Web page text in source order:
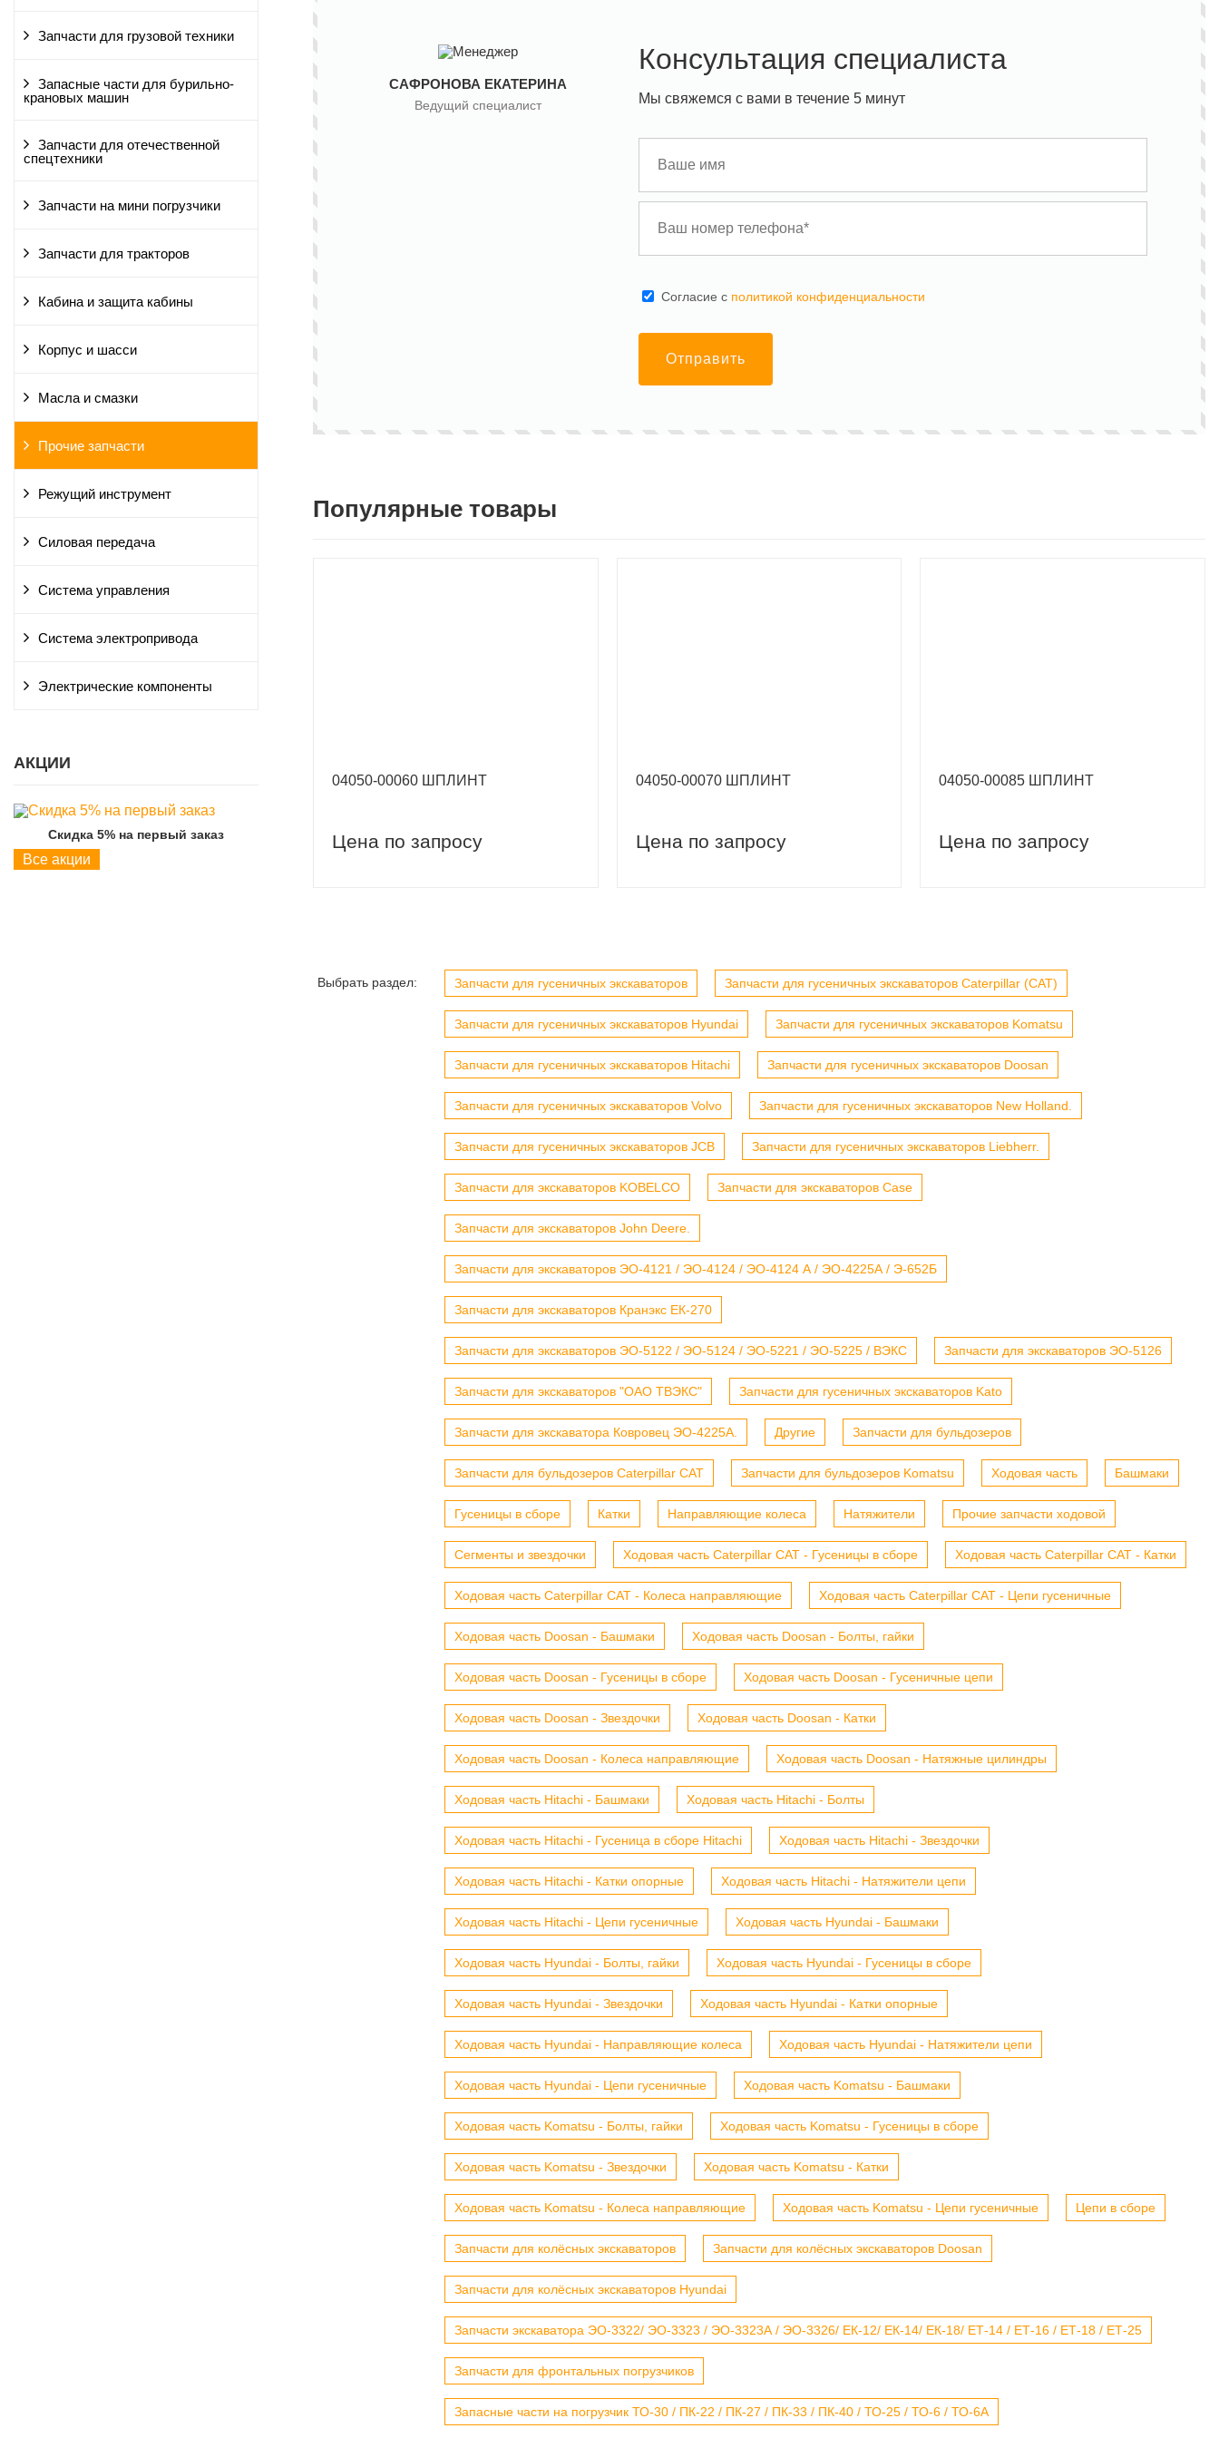
Запчасти для грузовой техники
Запасные части для бурильно-
крановых машин
Запчасти для отечественной
спецтехники
Запчасти на мини погрузчики
Запчасти для тракторов
Кабина и защита кабины
Корпус и шасси
Масла и смазки
Прочие запчасти
Режущий инструмент
Силовая передача
Система управления
Система электропривода
Электрические компоненты
АКЦИИ
Скидка 5% на первый заказ Скидка 5% на первый заказ Скидка 5% на первый заказ
Все акции
САФРОНОВА ЕКАТЕРИНА
Ведущий специалист
Консультация специалиста
Мы свяжемся с вами в течение 5 минут
Cогласие с политикой конфиденциальности
Отправить
Популярные товары
04050-00060 ШПЛИНТ
Цена по запросу
04050-00070 ШПЛИНТ
Цена по запросу
04050-00085 ШПЛИНТ
Цена по запросу
Выбрать раздел: Запчасти для гусеничных экскаваторов Запчасти для гусеничных экскаваторов Caterpillar (CAT)
Запчасти для гусеничных экскаваторов Hyundai Запчасти для гусеничных экскаваторов Komatsu
Запчасти для гусеничных экскаваторов Hitachi Запчасти для гусеничных экскаваторов Doosan
Запчасти для гусеничных экскаваторов Volvo Запчасти для гусеничных экскаваторов New Holland.
Запчасти для гусеничных экскаваторов JCB Запчасти для гусеничных экскаваторов Liebherr.
Запчасти для экскаваторов KOBELCO Запчасти для экскаваторов Case
Запчасти для экскаваторов John Deere.
Запчасти для экскаваторов ЭО-4121 / ЭО-4124 / ЭО-4124 А / ЭО-4225А / Э-652Б
Запчасти для экскаваторов Кранэкс ЕК-270
Запчасти для экскаваторов ЭО-5122 / ЭО-5124 / ЭО-5221 / ЭО-5225 / ВЭКС Запчасти для экскаваторов ЭО-5126
Запчасти для экскаваторов "ОАО ТВЭКС" Запчасти для гусеничных экскаваторов Kato
Запчасти для экскаватора Ковровец ЭО-4225А. Другие Запчасти для бульдозеров
Запчасти для бульдозеров Caterpillar CAT Запчасти для бульдозеров Komatsu Ходовая часть Башмаки
Гусеницы в сборе Катки Направляющие колеса Натяжители Прочие запчасти ходовой
Сегменты и звездочки Ходовая часть Caterpillar CAT - Гусеницы в сборе Ходовая часть Caterpillar CAT - Катки
Ходовая часть Caterpillar CAT - Колеса направляющие Ходовая часть Caterpillar CAT - Цепи гусеничные
Ходовая часть Doosan - Башмаки Ходовая часть Doosan - Болты, гайки
Ходовая часть Doosan - Гусеницы в сборе Ходовая часть Doosan - Гусеничные цепи
Ходовая часть Doosan - Звездочки Ходовая часть Doosan - Катки
Ходовая часть Doosan - Колеса направляющие Ходовая часть Doosan - Натяжные цилиндры
Ходовая часть Hitachi - Башмаки Ходовая часть Hitachi - Болты
Ходовая часть Hitachi - Гусеница в сборе Hitachi Ходовая часть Hitachi - Звездочки
Ходовая часть Hitachi - Катки опорные Ходовая часть Hitachi - Натяжители цепи
Ходовая часть Hitachi - Цепи гусеничные Ходовая часть Hyundai - Башмаки
Ходовая часть Hyundai - Болты, гайки Ходовая часть Hyundai - Гусеницы в сборе
Ходовая часть Hyundai - Звездочки Ходовая часть Hyundai - Катки опорные
Ходовая часть Hyundai - Направляющие колеса Ходовая часть Hyundai - Натяжители цепи
Ходовая часть Hyundai - Цепи гусеничные Ходовая часть Komatsu - Башмаки
Ходовая часть Komatsu - Болты, гайки Ходовая часть Komatsu - Гусеницы в сборе
Ходовая часть Komatsu - Звездочки Ходовая часть Komatsu - Катки
Ходовая часть Komatsu - Колеса направляющие Ходовая часть Komatsu - Цепи гусеничные Цепи в сборе
Запчасти для колёсных экскаваторов Запчасти для колёсных экскаваторов Doosan
Запчасти для колёсных экскаваторов Hyundai
Запчасти экскаватора ЭО-3322/ ЭО-3323 / ЭО-3323А / ЭО-3326/ ЕК-12/ ЕК-14/ ЕК-18/ ЕТ-14 / ЕТ-16 / ЕТ-18 / ЕТ-25
Запчасти для фронтальных погрузчиков
Запасные части на погрузчик ТО-30 / ПК-22 / ПК-27 / ПК-33 / ПК-40 / ТО-25 / ТО-6 / ТО-6А